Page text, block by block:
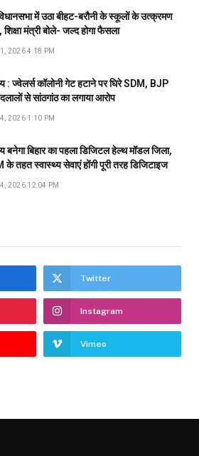
में उठा बीहट-बरौनी के स्कूलों के उत्क्रमण
शिक्षा मंत्री बोले- जल्द होगा फैसला
2026 4:18 PM
: ज्वेलर्स कॉलोनी गेट हटाने पर घिरे SDM, BJP
से सांठगांठ का लगाया आरोप
2026 1:10 PM
बनेगा बिहार का पहला डिजिटल हेल्थ मॉडल जिला,
के तहत स्वास्थ्य सेवाएं होंगी पूरी तरह डिजिटाइज
2026 12:04 PM
Twitter
Instagram
Vimeo